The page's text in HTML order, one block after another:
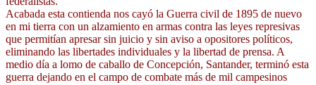
Acabada esta contienda nos cayó la Guerra civil de 1895 de nuevo
en mi tierra con un alzamiento en armas contra las leyes represivas
que permitían apresar sin juicio y sin aviso a opositores políticos,
eliminando las libertades individuales y la libertad de prensa. A
medio día a lomo de caballo de Concepción, Santander, terminó esta
guerra dejando en el campo de combate más de mil campesinos